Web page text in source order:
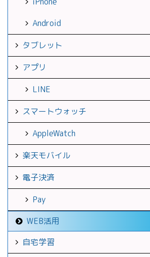
Android
タブレット
アプリ
LINE
スマートウォッチ
AppleWatch
楽天モバイル
電子決済
Pay
WEB活用
自宅学習